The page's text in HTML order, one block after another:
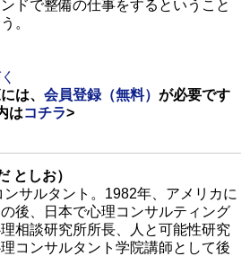
ドで整備の仕事をするということ
。
は、 会員登録（無料） が必要です
はコチラ>
としお）
サルタント。1982年、アメリカに
後、日本で心理コンサルティング
相談研究所所長、人と可能性研究
コンサルタント学院講師として後